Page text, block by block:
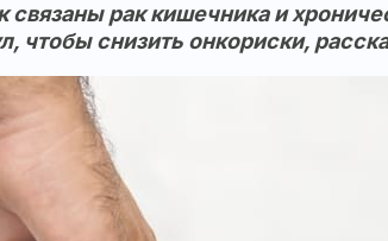
связаны рак кишечника и
чтобы снизить онкориски,